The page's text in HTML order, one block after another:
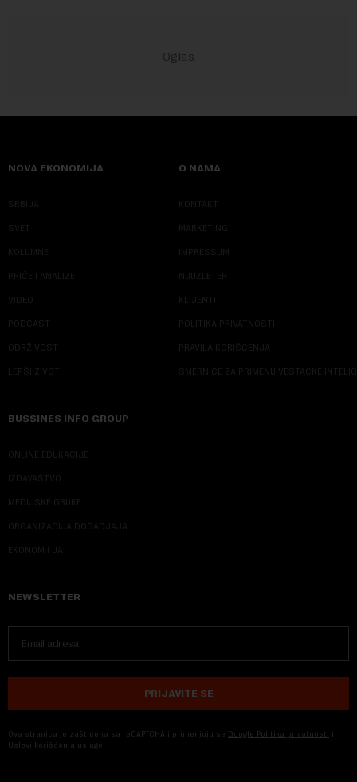
NOVA EKONOMIJA
SRBIJA
SVET
KOLUMNE
PRIČE I ANALIZE
VIDEO
PODCAST
ODRŽIVOST
LEPŠI ŽIVOT
O NAMA
KONTAKT
MARKETING
IMPRESSUM
NJUZLETER
KLIJENTI
POLITIKA PRIVATNOSTI
PRAVILA KORIŠĆENJA
SMERNICE ZA PRIMENU VEŠTAČKE
BUSSINES INFO GROUP
ONLINE EDUKACIJE
IZDAVAŠTVO
MEDIJSKE OBUKE
ORGANIZACIJA DOGADJAJA
EKONOM I JA
NEWSLETTER
PRIJAVITE SE
Ova stranica je zaštićena sa reCAPTCHA i primenjuju se Google Politika privatnosti i
Uslovi korišćenja usluge